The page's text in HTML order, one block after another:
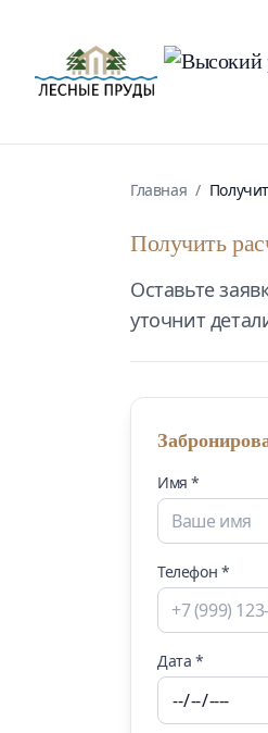
Главная /
Получить
Оставьте
уточнит
Имя *
Телефон *
Дата *